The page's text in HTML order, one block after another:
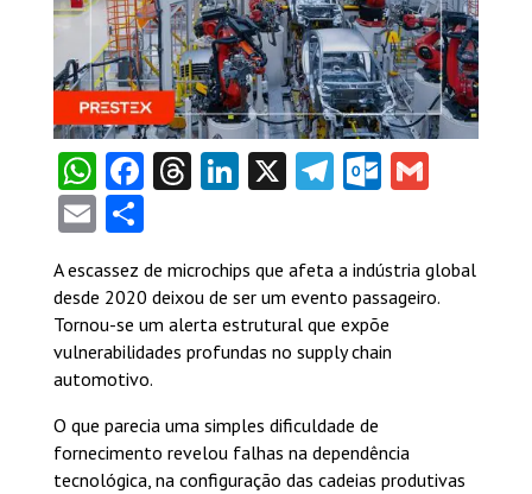
WhatsApp
Facebook
Threads
LinkedIn
X TelegramGmail
EmailShare
A escassez de microchips que afeta a indústria global
desde 2020 deixou de ser um evento passageiro.
Tornou-se um alerta estrutural que expõe
vulnerabilidades profundas no supply chain
automotivo.
O que parecia uma simples dificuldade de
fornecimento revelou falhas na dependência
tecnológica, na configuração das cadeias produtivas